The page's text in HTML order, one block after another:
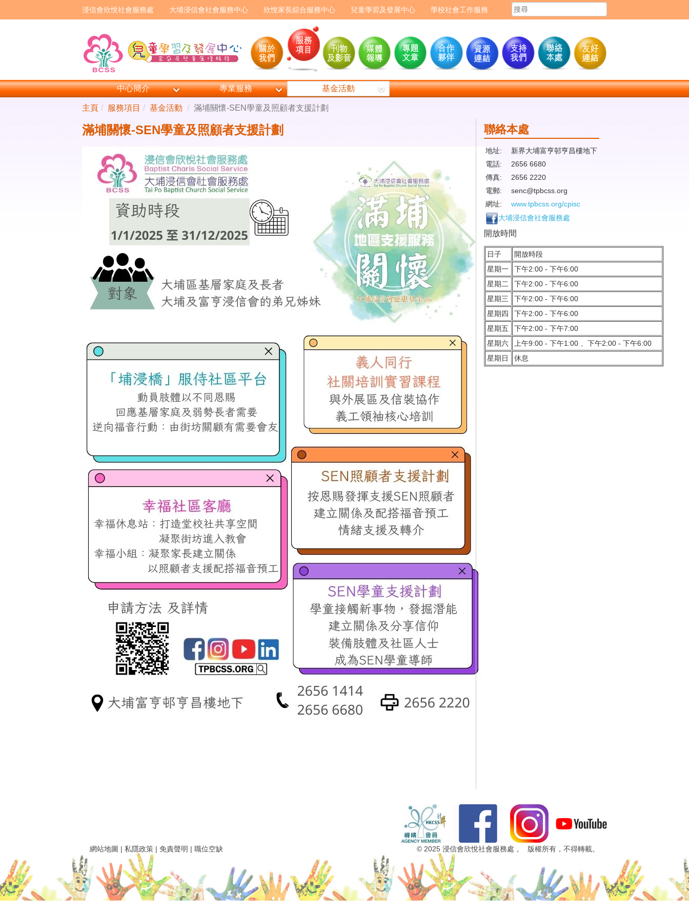
浸信會欣悅社會服務處 大埔浸信會社會服務中心 欣悅家長綜合服務中心 兒童學習及發展中心 學校社會工作服務
中心簡介 專業服務 基金活動
主頁 服務項目 基金活動 滿埔關懷-SEN學童及照顧者支援計劃
滿埔關懷-SEN學童及照顧者支援計劃 聯絡本處
地址:
新界大埔富亨邨亨昌樓地下
電話:
2656 6680
傳真:
2656 2220
電郵:
senc@tpbcss.org
網址:
www.tpbcss.org/cpisc
大埔浸信會社會服務處
開放時間
日子
開放時段
星期一
下午2:00 - 下午6:00
星期二
下午2:00 - 下午6:00
星期三
下午2:00 - 下午6:00
星期四
下午2:00 - 下午6:00
星期五
下午2:00 - 下午7:00
星期六
上午9:00 - 下午1:00 、下午2:00 - 下午6:00
星期日
休息
網站地圖 | 私隱政策 | 免責聲明 | 職位空缺 © 2025 浸信會欣悅社會服務處 。 版權所有，不得轉載。